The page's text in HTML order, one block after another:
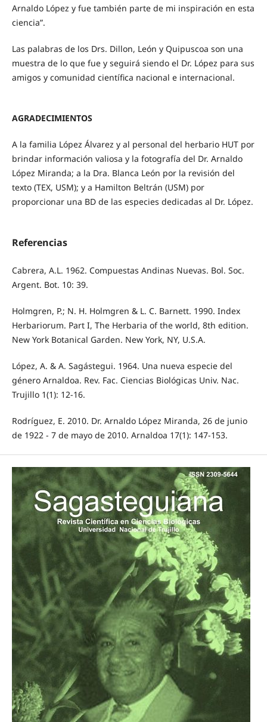
Arnaldo López y fue también parte de mi inspiración en esta
ciencia”.
Las palabras de los Drs. Dillon, León y Quipuscoa son una
muestra de lo que fue y seguirá siendo el Dr. López para sus
amigos y comunidad científica nacional e internacional.
AGRADECIMIENTOS
A la familia López Álvarez y al personal del herbario HUT por
brindar información valiosa y la fotografía del Dr. Arnaldo
López Miranda; a la Dra. Blanca León por la revisión del
texto (TEX, USM); y a Hamilton Beltrán (USM) por
proporcionar una BD de las especies dedicadas al Dr. López.
Referencias
Cabrera, A.L. 1962. Compuestas Andinas Nuevas. Bol. Soc.
Argent. Bot. 10: 39.
Holmgren, P.; N. H. Holmgren & L. C. Barnett. 1990. Index
Herbariorum. Part I, The Herbaria of the world, 8th edition.
New York Botanical Garden. New York, NY, U.S.A.
López, A. & A. Sagástegui. 1964. Una nueva especie del
género Arnaldoa. Rev. Fac. Ciencias Biológicas Univ. Nac.
Trujillo 1(1): 12-16.
Rodríguez, E. 2010. Dr. Arnaldo López Miranda, 26 de junio
de 1922 - 7 de mayo de 2010. Arnaldoa 17(1): 147-153.